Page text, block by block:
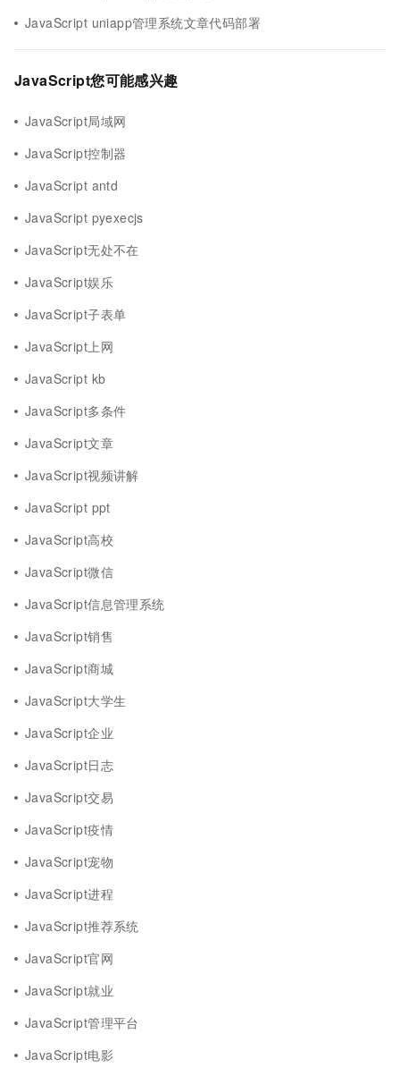
JavaScript uniapp管理系统文章代码部署
JavaScript您可能感兴趣
JavaScript局域网
JavaScript控制器
JavaScript antd
JavaScript pyexecjs
JavaScript无处不在
JavaScript娱乐
JavaScript子表单
JavaScript上网
JavaScript kb
JavaScript多条件
JavaScript文章
JavaScript视频讲解
JavaScript ppt
JavaScript高校
JavaScript微信
JavaScript信息管理系统
JavaScript销售
JavaScript商城
JavaScript大学生
JavaScript企业
JavaScript日志
JavaScript交易
JavaScript疫情
JavaScript宠物
JavaScript进程
JavaScript推荐系统
JavaScript官网
JavaScript就业
JavaScript管理平台
JavaScript电影